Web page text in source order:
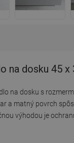
na dosku 45
na dosku s
a matný povrch
výhodou je